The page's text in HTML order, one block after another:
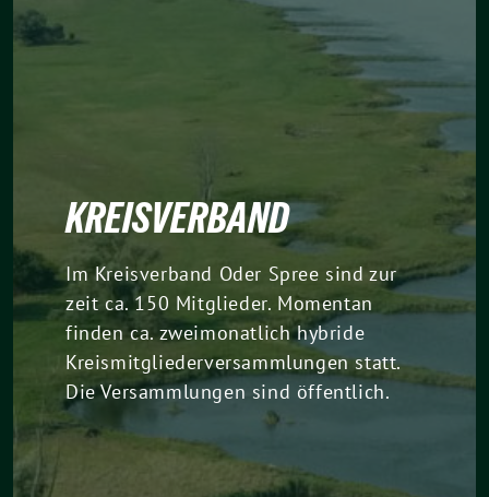
KREISVERBAND
Im Kreisverband Oder Spree sind zur
zeit ca. 150 Mitglieder. Momentan
finden ca. zweimonatlich hybride
Kreismitgliederversammlungen statt.
Die Versammlungen sind öffentlich.